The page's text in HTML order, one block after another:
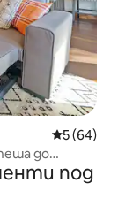
Средна
5 (64)
до
под